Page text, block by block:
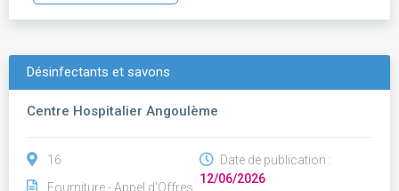
Désinfectants et savons
Centre Hospitalier Angoulème
16
Fourniture - Appel d'Offres
Date de publication :
12/06/2026